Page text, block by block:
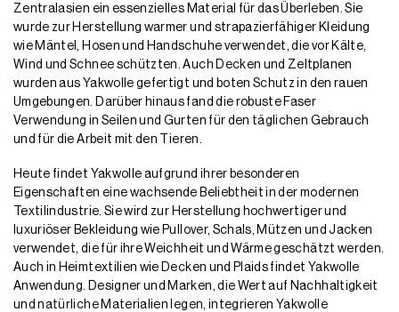
Zentralasien ein essenzielles Material für das Überleben. Sie
wurde zur Herstellung warmer und strapazierfähiger Kleidung
wie Mäntel, Hosen und Handschuhe verwendet, die vor Kälte,
Wind und Schnee schützten. Auch Decken und Zeltplanen
wurden aus Yakwolle gefertigt und boten Schutz in den rauen
Umgebungen. Darüber hinaus fand die robuste Faser
Verwendung in Seilen und Gurten für den täglichen Gebrauch
und für die Arbeit mit den Tieren.
Heute findet Yakwolle aufgrund ihrer besonderen
Eigenschaften eine wachsende Beliebtheit in der modernen
Textilindustrie. Sie wird zur Herstellung hochwertiger und
luxuriöser Bekleidung wie Pullover, Schals, Mützen und Jacken
verwendet, die für ihre Weichheit und Wärme geschätzt werden.
Auch in Heimtextilien wie Decken und Plaids findet Yakwolle
Anwendung. Designer und Marken, die Wert auf Nachhaltigkeit
und natürliche Materialien legen, integrieren Yakwolle